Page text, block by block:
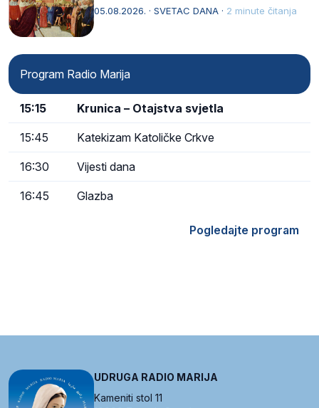
naziv, Sancta Maria…
05.08.2026. · SVETAC DANA · 2 minute čitanja
Program Radio Marija
15:15 Krunica – Otajstva svjetla
15:45 Katekizam Katoličke Crkve
16:30 Vijesti dana
16:45 Glazba
Pogledajte program
UDRUGA RADIO MARIJA
Kameniti stol 11